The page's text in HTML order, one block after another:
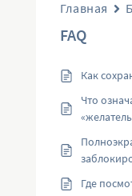
Главная
FAQ
Как
Что
Где